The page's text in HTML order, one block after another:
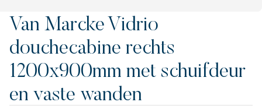
Van Marcke Vidrio
douchecabine rechts
1200x900mm met schuifdeur
en vaste wanden